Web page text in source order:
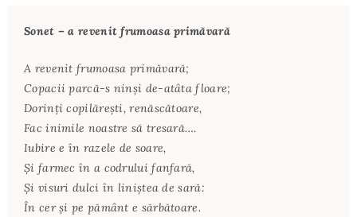
Sonet – a revenit frumoasa primăvară
A revenit frumoasa primăvară;
Copacii parcă-s ninşi de-atâta floare;
Dorinţi copilăreşti, renăscătoare,
Fac inimile noastre să tresară….
Iubire e în razele de soare,
Şi farmec în a codrului fanfară,
Şi visuri dulci în liniştea de sară:
În cer şi pe pământ e sărbătoare.